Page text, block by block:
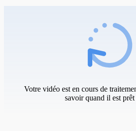
Votre vidéo est en cours de
savoir quand il est